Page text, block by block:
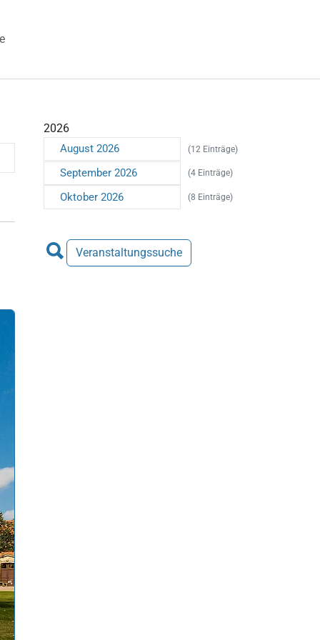
2026
August 2026 (12 Einträge)
September 2026 (4 Einträge)
Oktober 2026 (8 Einträge)
Veranstaltungssuche